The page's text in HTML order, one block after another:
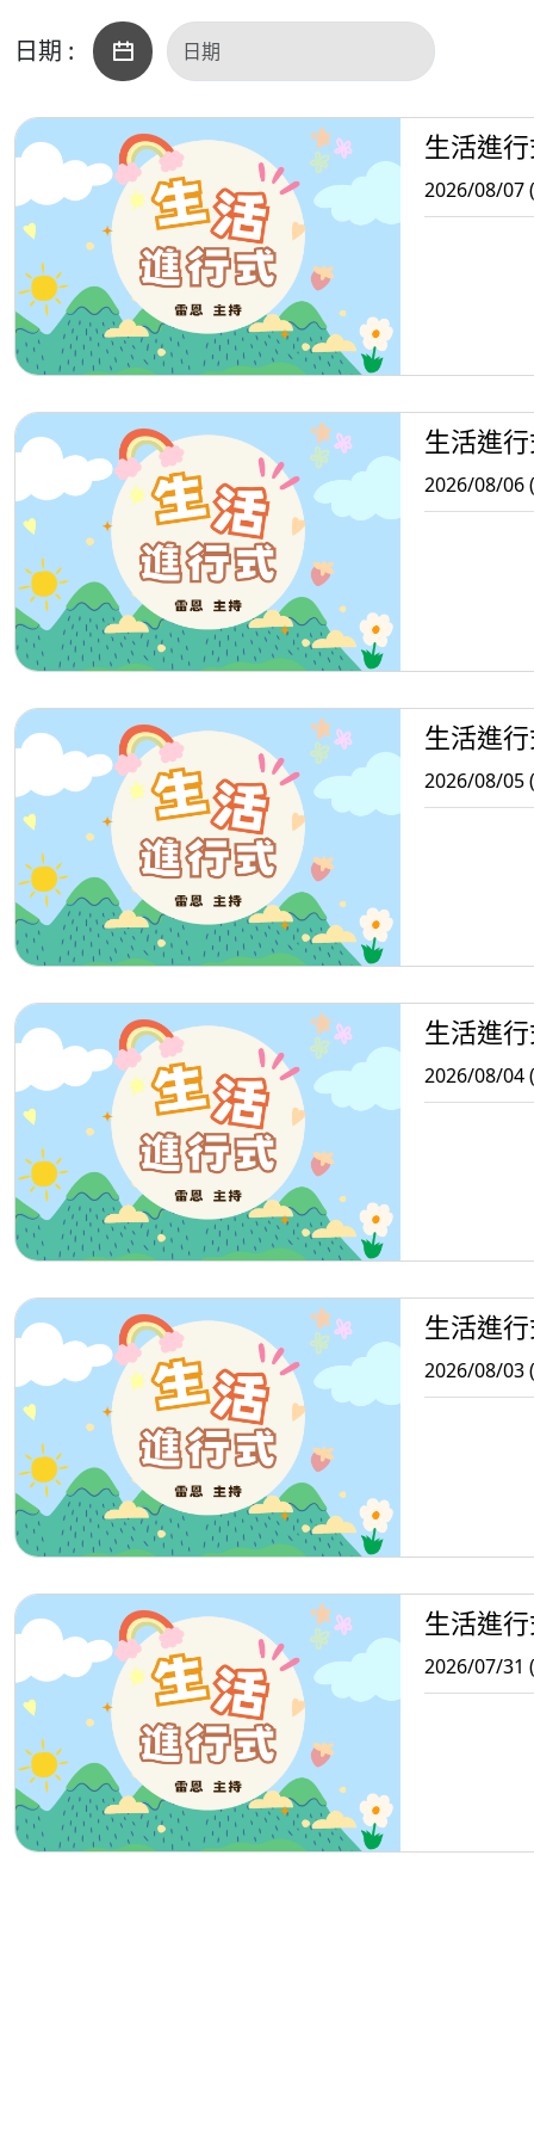
日期 :
生活進
2026/08/07
生活進
2026/08/06
生活進
2026/08/05
生活進
2026/08/04
生活進
2026/08/03
生活進
2026/07/31